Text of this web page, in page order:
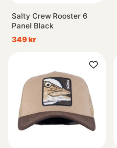
Salty Crew Rooster 6
Panel Black
349 kr